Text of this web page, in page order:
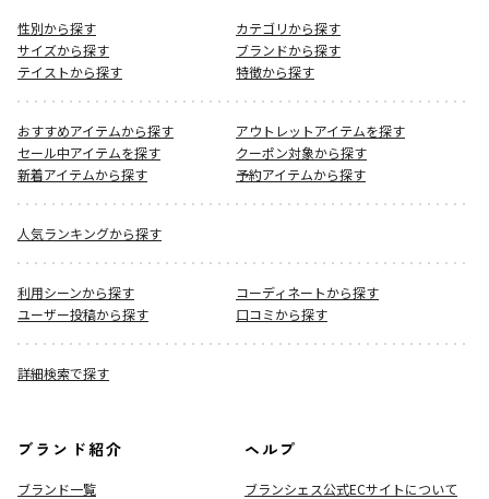
性別から探す
カテゴリから探す
サイズから探す
ブランドから探す
テイストから探す
特徴から探す
おすすめアイテムから探す
アウトレットアイテムを探す
セール中アイテムを探す
クーポン対象から探す
新着アイテムから探す
予約アイテムから探す
人気ランキングから探す
利用シーンから探す
コーディネートから探す
ユーザー投稿から探す
口コミから探す
詳細検索で探す
ブランド紹介
ブランド一覧
ヘルプ
ブランシェス公式ECサイトについて